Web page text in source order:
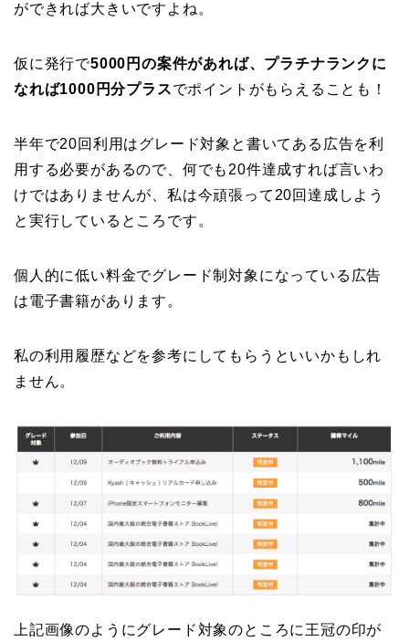
ができれば大きいですよね。
仮に発行で5000円の案件があれば、プラチナランクに
なれば1000円分プラスでポイントがもらえることも！
半年で20回利用はグレード対象と書いてある広告を利
用する必要があるので、何でも20件達成すれば言いわ
けではありませんが、私は今頑張って20回達成しよう
と実行しているところです。
個人的に低い料金でグレード制対象になっている広告
は電子書籍があります。
私の利用履歴などを参考にしてもらうといいかもしれ
ません。
上記画像のようにグレード対象のところに王冠の印が